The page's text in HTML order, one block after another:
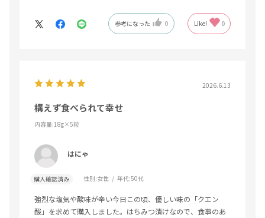
参考になった 0 Like! 0
2026.6.13
構えず食べられて幸せ
内容量:18g×5粒
はにゃ
購入確認済み 性別:女性 年代:50代
強烈な塩気や酸味が辛い今日この頃、優しい味の「クエン
酸」を求めて購入しました。はちみつ漬けなので、食事のあ